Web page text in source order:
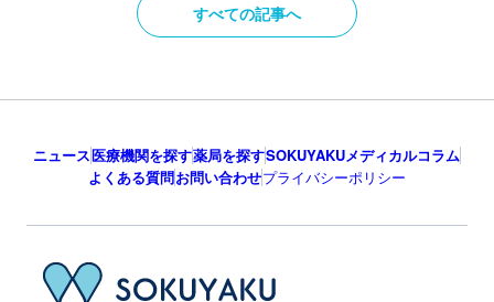
すべての記事へ
ニュース医療機関を探す薬局を探すSOKUYAKUメディカルコラム
よくある質問お問い合わせプライバシーポリシー